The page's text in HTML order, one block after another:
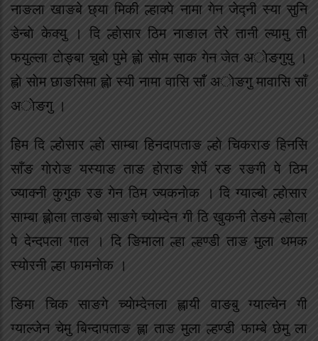
नाङला खाङबे छ्या मिकी ल्हाक्पे नामा गेन जेद्नी स्या सुनि
डेन्बाे केक्यु । दि ल्हाेसार ठिम नाङाल तेरे तानी ल्यामु ती
फयुल्ला टाेङ्बा चुबाे पुमे ह्लाे साेम साक गेन जेत अाेङगुयु ।
ह्लाे साेम छाङसिमा ह्लाे स्यी नामा वासि साँ अाेङगु मावासि साँ
अाेङगु ।
हिम दि ल्हाेसार ल्हाे साम्बा हिनदापताङ ल्हाे चिकराङ हिनसि
साँङ गाेराेङ यस्याङ ताङ हाेराङ शेर्पे रङ रङगी पे ठिम
ज्याक्नी कुगुक रङ गेन ठिम ज्यकनाेक । दि ग्याल्बाे ल्हाेसार
साम्बा ह्लाेला ताङबाे साङगे च्याेम्देन गी ठि खुकनी तेङमे ल्हाेला
पे देन्दपला गाल । दि ङिमाला ल्हा ल्हण्डी ताङ मुला थमक
स्याेरनी ल्हा फामनाेक ।
ङिमा चिक साङगे च्याेम्देनला ह्लायी वाङबु ग्याल्चेन गी
ग्याल्जेन चेमु बिन्दापताङ ह्ला ताङ मुला ल्हण्डी फाम्बे छेमु ला